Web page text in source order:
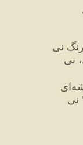
نی
نی